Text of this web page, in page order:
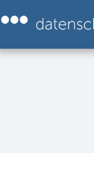
Inhalt
springen